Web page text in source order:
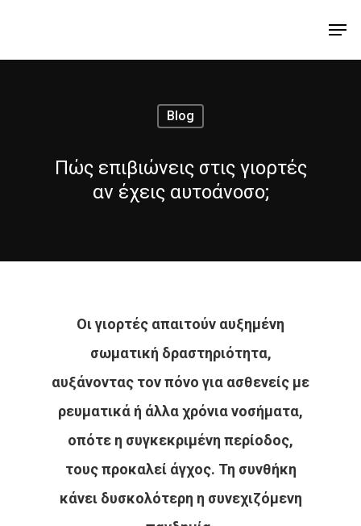
Hit enter to search or ESC to close
Blog
Πώς επιβιώνεις στις γιορτές
αν έχεις αυτοάνοσο;
Οι γιορτές απαιτούν αυξημένη
σωματική δραστηριότητα,
αυξάνοντας τον πόνο για ασθενείς με
ρευματικά ή άλλα χρόνια νοσήματα,
οπότε η συγκεκριμένη περίοδος,
τους προκαλεί άγχος. Τη συνθήκη
κάνει δυσκολότερη η συνεχιζόμενη